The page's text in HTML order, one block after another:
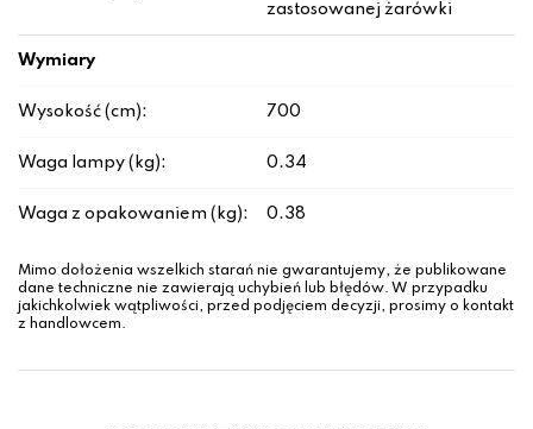
zastosowanej żarówki
Wymiary
Wysokość (cm): 700
Waga lampy (kg): 0.34
Waga z opakowaniem (kg): 0.38
Mimo dołożenia wszelkich starań nie gwarantujemy, że publikowane
dane techniczne nie zawierają uchybień lub błędów. W przypadku
jakichkolwiek wątpliwości, przed podjęciem decyzji, prosimy o kontakt
z handlowcem.